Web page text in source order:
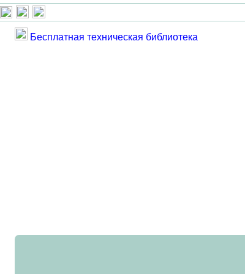
Бесплатная техническая библиотека